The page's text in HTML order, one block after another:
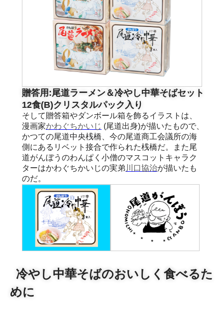
贈答用:尾道ラーメン＆冷やし中華そばセット
12食(B)クリスタルパック入り
そして贈答箱やダンボール箱を飾るイラストは、
漫画家かわぐちかいじ (尾道出身)が描いたもので、
かつての尾道中央桟橋、今の尾道商工会議所の海
側にあるリベット接合で作られた桟橋だ。また尾
道がんぼうのわんぱく小僧のマスコットキャラク
ターはかわぐちかいじの実弟 川口協治が描いたも
のだ。
冷やし中華そばのおいしく食べるた
めに